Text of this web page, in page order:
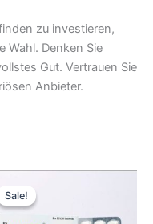
zu investieren,
Wahl. Denken Sie
Gut. Vertrauen Sie
Anbieter.
Sale!
Sale!price
was:
51,70 €.43,08 €.